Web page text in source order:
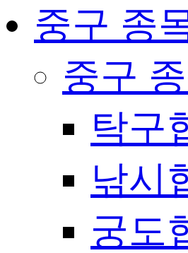
중구 종
중구
탁구
낚시
궁도